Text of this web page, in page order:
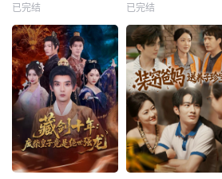
已完结 已完结